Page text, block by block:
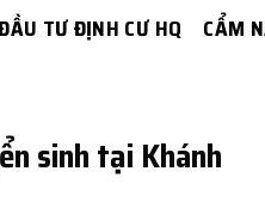
TƯ ĐỊNH CƯ HQ CẨM
sinh tại Khánh